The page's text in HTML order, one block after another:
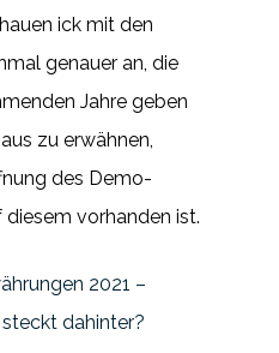
ick mit den
genauer an, die
Jahre geben
zu erwähnen,
des Demo-
vorhanden ist.
2021 –
dahinter?